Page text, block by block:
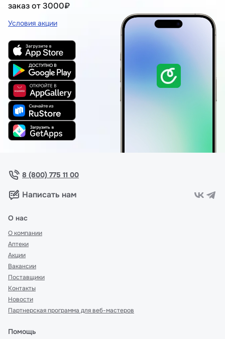
заказ от 3000₽
Условия акции
8 (800) 775 11 00
Написать нам
О нас
О компании
Аптеки
Акции
Вакансии
Поставщики
Контакты
Новости
Партнерская программа для веб-мастеров
Помощь